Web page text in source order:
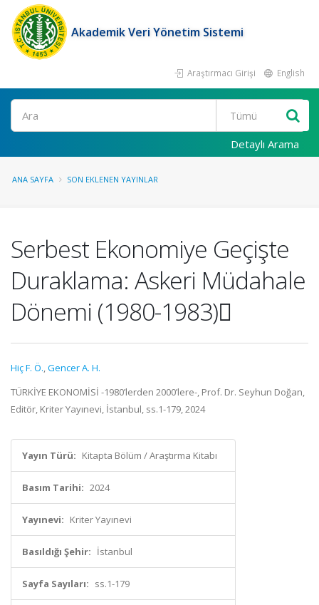
Akademik Veri Yönetim Sistemi
Araştırmacı Girişi English
Ara
Detaylı Arama
ANA SAYFA SON EKLENEN YAYINLAR
Serbest Ekonomiye Geçişte
Duraklama: Askeri Müdahale
Dönemi (1980-1983)
Hiç F. Ö.,Gencer A. H.
TÜRKİYE EKONOMİSİ -1980’lerden 2000’lere-, Prof. Dr. Seyhun Doğan,
Editör, Kriter Yayınevi, İstanbul, ss.1-179, 2024
Yayın Türü: Kitapta Bölüm / Araştırma Kitabı
Basım Tarihi: 2024
Yayınevi: Kriter Yayınevi
Basıldığı Şehir: İstanbul
Sayfa Sayıları: ss.1-179